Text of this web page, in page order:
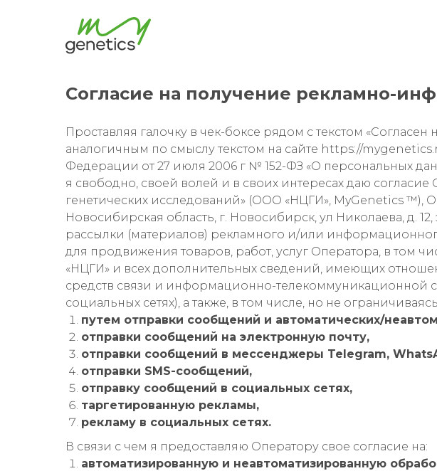
Согласие на получение рекламно-
Проставляя галочку в чек-боксе рядом с текстом
аналогичным по смыслу текстом на сайте https://
Федерации от 27 июля 2006 г № 152-ФЗ «О персональных
я свободно, своей волей и в своих интересах даю
генетических исследований» (ООО «НЦГИ», MyGenetics ™),
Новосибирская область, г. Новосибирск, ул Николаева, д.
рассылки (материалов) рекламного и/или
для продвижения товаров, работ, услуг Оператора, в том
«НЦГИ» и всех дополнительных сведений, имеющих
средств связи и информационно-телекоммуникационной
социальных сетях), а также, в том числе, но не
путем отправки сообщений и автоматических/
отправки сообщений на электронную почту,
отправки сообщений в мессенджеры Telegram,
отправки SMS-сообщений,
отправку сообщений в социальных сетях,
таргетированную рекламы,
рекламу в социальных сетях.
В связи с чем я предоставляю Оператору свое согласие на:
автоматизированную и неавтоматизированную